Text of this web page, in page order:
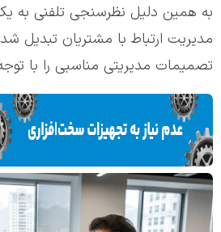
به همین دلیل نظرسنجی تلفنی به
مدیریت ارتباط با مشتریان تبدیل
تصمیمات مدیریتی مناسبی را با